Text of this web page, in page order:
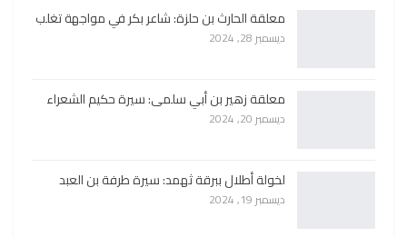
معلقة الحارث بن حلزة: شاعر بكر في مواجهة تغلب
ديسمبر 28, 2024
معلقة زهير بن أبي سلمى: سيرة حكيم الشعراء
ديسمبر 20, 2024
لخولة أطلال ببرقة ثهمد: سيرة طرفة بن العبد
ديسمبر 19, 2024